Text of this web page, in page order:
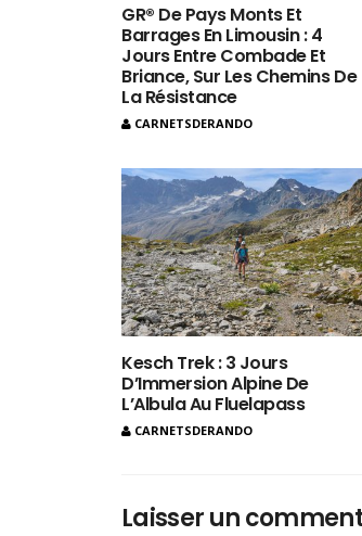
GR® De Pays Monts Et
Barrages En Limousin : 4
Jours Entre Combade Et
Briance, Sur Les Chemins De
La Résistance
CARNETSDERANDO
Kesch Trek : 3 Jours
D’Immersion Alpine De
L’Albula Au Fluelapass
CARNETSDERANDO
Laisser un